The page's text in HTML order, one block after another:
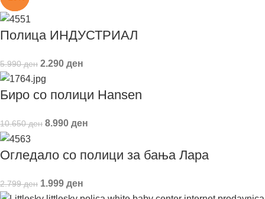
Полица ИНДУСТРИАЛ
5.990ден 2.290 ден
Биро со полици Hansen
10.650ден 8.990 ден
Огледало со полици за бања Лара
2.799ден 1.999 ден